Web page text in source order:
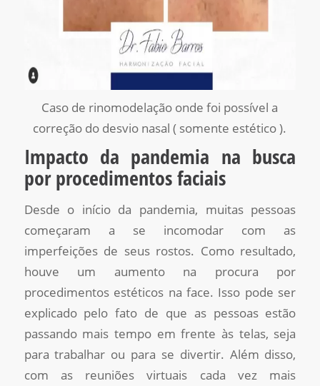
Caso de rinomodelação onde foi possível a
correção do desvio nasal ( somente estético ).
Impacto da pandemia na busca
por procedimentos faciais
Desde o início da pandemia, muitas pessoas
começaram a se incomodar com as
imperfeições de seus rostos. Como resultado,
houve um aumento na procura por
procedimentos estéticos na face. Isso pode ser
explicado pelo fato de que as pessoas estão
passando mais tempo em frente às telas, seja
para trabalhar ou para se divertir. Além disso,
com as reuniões virtuais cada vez mais